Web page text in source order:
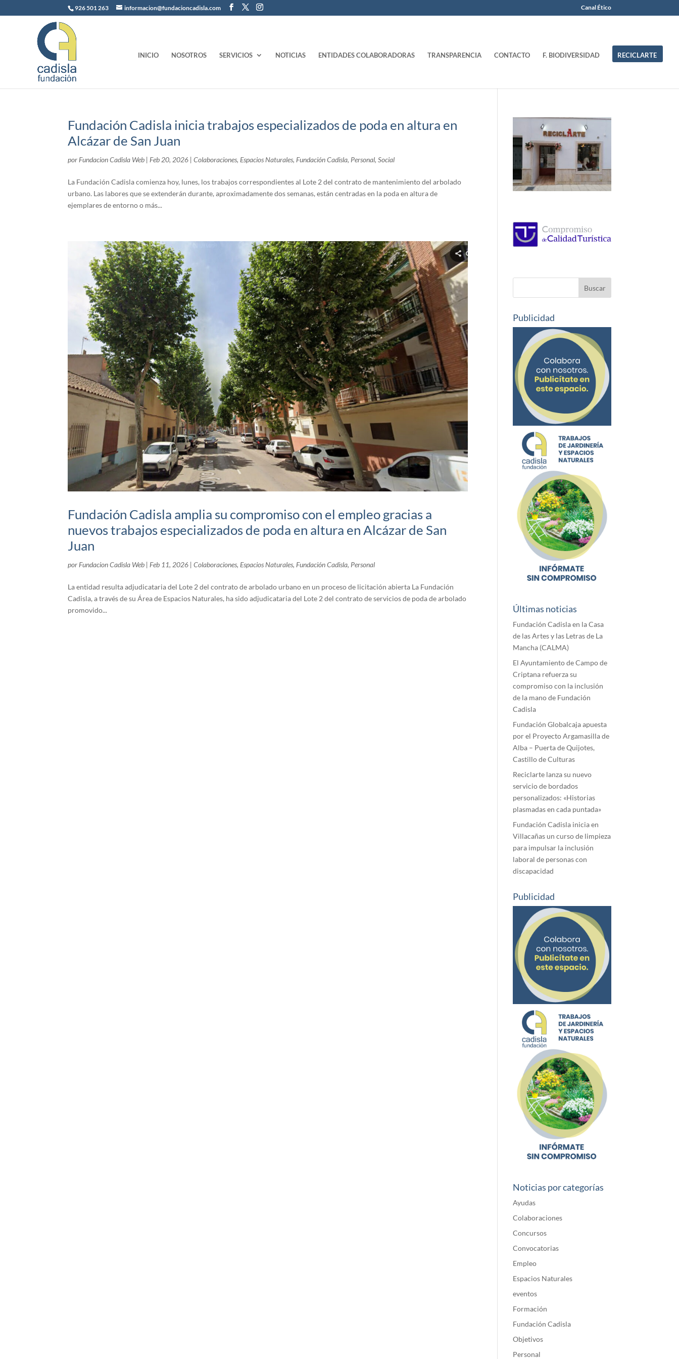
926 501 263 informacion@fundacioncadisla.com Canal Ético
INICIO NOSOTROS SERVICIOS NOTICIAS ENTIDADES COLABORADORAS TRANSPARENCIA CONTACTO F. BIODIVERSIDAD RECICLARTE
Fundación Cadisla inicia trabajos especializados de poda en altura en
Alcázar de San Juan
por Fundacion Cadisla Web | Feb 20, 2026 |Colaboraciones, Espacios Naturales, Fundación Cadisla, Personal,Social
La Fundación Cadisla comienza hoy, lunes, los trabajos correspondientes al Lote 2 del contrato de mantenimiento del arbolado
urbano. Las labores que se extenderán durante, aproximadamente dos semanas, están centradas en la poda en altura de
ejemplares de entorno o más...
Fundación Cadisla amplia su compromiso con el empleo gracias a
nuevos trabajos especializados de poda en altura en Alcázar de San
Juan
por Fundacion Cadisla Web | Feb 11, 2026 |Colaboraciones, Espacios Naturales, Fundación Cadisla, Personal
La entidad resulta adjudicataria del Lote 2 del contrato de arbolado urbano en un proceso de licitación abierta La Fundación
Cadisla, a través de su Área de Espacios Naturales, ha sido adjudicataria del Lote 2 del contrato de servicios de poda de arbolado
promovido...
Publicidad
Últimas noticias
Fundación Cadisla en la Casa
de las Artes y las Letras de La
Mancha (CALMA)
El Ayuntamiento de Campo de
Criptana refuerza su
compromiso con la inclusión
de la mano de Fundación
Cadisla
Fundación Globalcaja apuesta
por el Proyecto Argamasilla de
Alba – Puerta de Quijotes,
Castillo de Culturas
Reciclarte lanza su nuevo
servicio de bordados
personalizados: «Historias
plasmadas en cada puntada»
Fundación Cadisla inicia en
Villacañas un curso de limpieza
para impulsar la inclusión
laboral de personas con
discapacidad
Publicidad
Noticias por categorías
Ayudas
Colaboraciones
Concursos
Convocatorias
Empleo
Espacios Naturales
eventos
Formación
Fundación Cadisla
Objetivos
Personal